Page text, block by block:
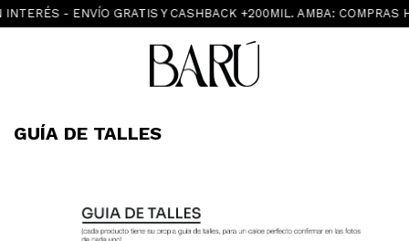
- ENVÍO GRATIS Y CASHBACK +200MIL. AMBA: COMPRAS
GUÍA DE TALLES